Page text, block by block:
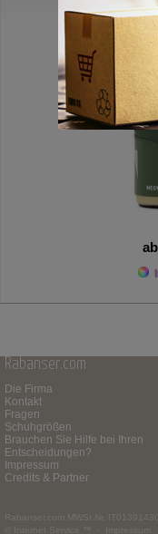
Rabanser.com
Die Firma
Kontakt
Fragen
Schuhgrößen
Brauchen Sie Hilfe bei Ihren
Entscheidungen?
Impressum
Credits & Partner
Rabanser.com
MWSt.Nr.
© Internet Service ™ -
Impressum